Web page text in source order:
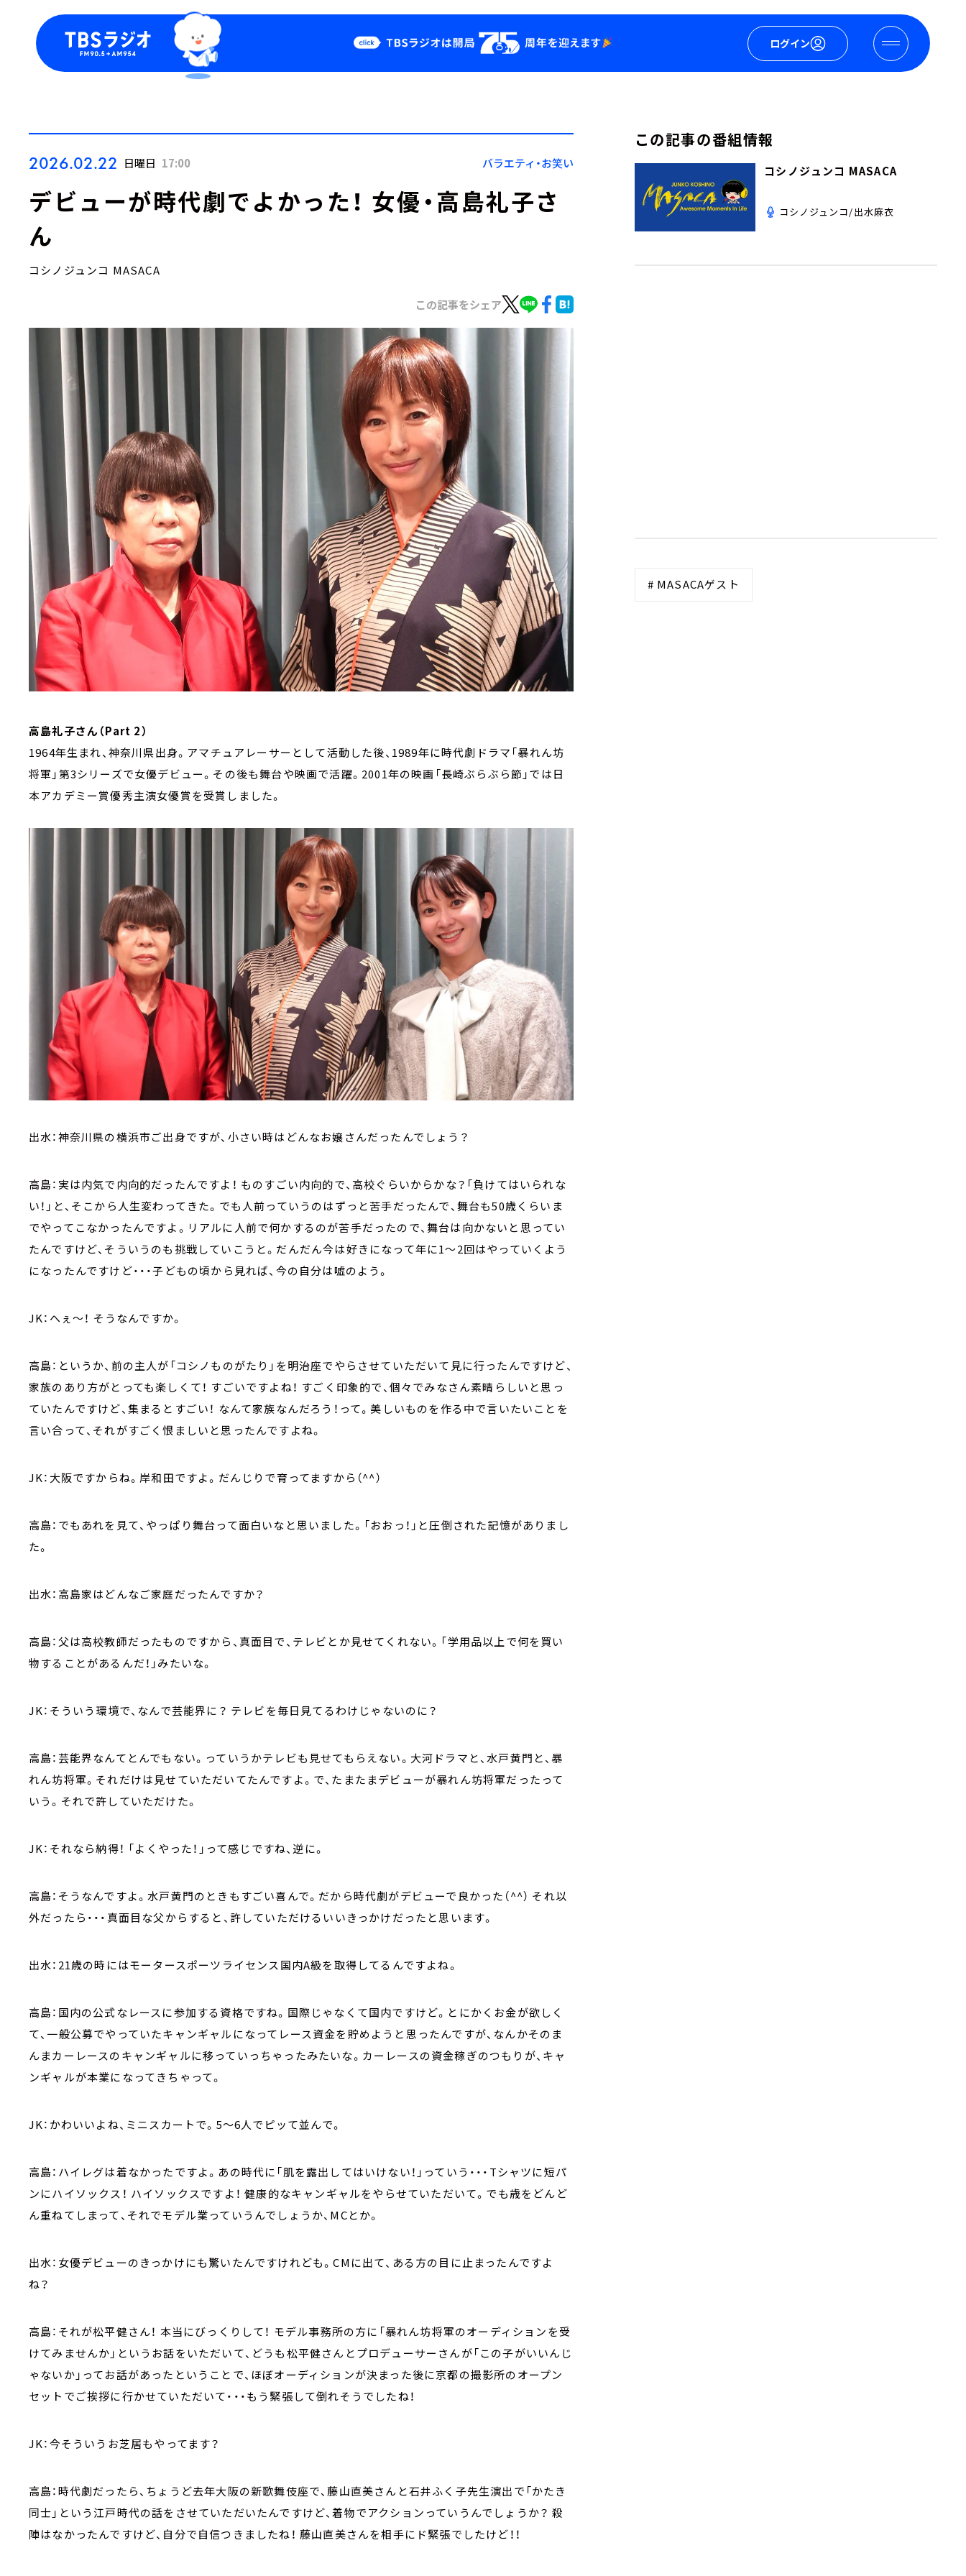
ログイン
Podcast
YouTube
会社情報
2026.02.22 日曜日 17:00 バラエティ・お笑い
デビューが時代劇でよかった！ 女優・高島礼子さ
ん
コシノジュンコ MASACA
この記事をシェア
高島礼子さん（Part 2）
1964年生まれ、神奈川県出身。アマチュアレーサーとして活動した後、1989年に時代劇ドラマ「暴れん坊
将軍」第3シリーズで女優デビュー。その後も舞台や映画で活躍。2001年の映画「長崎ぶらぶら節」では日
本アカデミー賞優秀主演女優賞を受賞しました。
出水：神奈川県の横浜市ご出身ですが、小さい時はどんなお嬢さんだったんでしょう？
高島：実は内気で内向的だったんですよ！ ものすごい内向的で、高校ぐらいからかな？「負けてはいられな
い！」と、そこから人生変わってきた。でも人前っていうのはずっと苦手だったんで、舞台も50歳くらいま
でやってこなかったんですよ。リアルに人前で何かするのが苦手だったので、舞台は向かないと思ってい
たんですけど、そういうのも挑戦していこうと。だんだん今は好きになって年に1～2回はやっていくよう
になったんですけど・・・子どもの頃から見れば、今の自分は嘘のよう。
JK：へぇ～！ そうなんですか。
高島：というか、前の主人が「コシノものがたり」を明治座でやらさせていただいて見に行ったんですけど、
家族のあり方がとっても楽しくて！ すごいですよね！ すごく印象的で、個々でみなさん素晴らしいと思っ
ていたんですけど、集まるとすごい！ なんて家族なんだろう！って。美しいものを作る中で言いたいことを
言い合って、それがすごく恨ましいと思ったんですよね。
JK：大阪ですからね。岸和田ですよ。だんじりで育ってますから（^^）
高島：でもあれを見て、やっぱり舞台って面白いなと思いました。「おおっ！」と圧倒された記憶がありまし
た。
出水：高島家はどんなご家庭だったんですか？
高島：父は高校教師だったものですから、真面目で、テレビとか見せてくれない。「学用品以上で何を買い
物することがあるんだ！」みたいな。
JK：そういう環境で、なんで芸能界に？ テレビを毎日見てるわけじゃないのに？
高島：芸能界なんてとんでもない。っていうかテレビも見せてもらえない。大河ドラマと、水戸黄門と、暴
れん坊将軍。それだけは見せていただいてたんですよ。で、たまたまデビューが暴れん坊将軍だったって
いう。それで許していただけた。
JK：それなら納得！ 「よくやった！」って感じですね、逆に。
高島：そうなんですよ。水戸黄門のときもすごい喜んで。だから時代劇がデビューで良かった（^^） それ以
外だったら・・・真面目な父からすると、許していただけるいいきっかけだったと思います。
出水：21歳の時にはモータースポーツライセンス国内A級を取得してるんですよね。
高島：国内の公式なレースに参加する資格ですね。国際じゃなくて国内ですけど。とにかくお金が欲しく
て、一般公募でやっていたキャンギャルになってレース資金を貯めようと思ったんですが、なんかそのま
んまカーレースのキャンギャルに移っていっちゃったみたいな。カーレースの資金稼ぎのつもりが、キャ
ンギャルが本業になってきちゃって。
JK：かわいいよね、ミニスカートで。5～6人でピッて並んで。
高島：ハイレグは着なかったですよ。あの時代に「肌を露出してはいけない！」っていう・・・Tシャツに短パ
ンにハイソックス！ ハイソックスですよ！ 健康的なキャンギャルをやらせていただいて。でも歳をどんど
ん重ねてしまって、それでモデル業っていうんでしょうか、MCとか。
出水：女優デビューのきっかけにも驚いたんですけれども。CMに出て、ある方の目に止まったんですよ
ね？
高島：それが松平健さん！ 本当にびっくりして！ モデル事務所の方に「暴れん坊将軍のオーディションを受
けてみませんか」というお話をいただいて、どうも松平健さんとプロデューサーさんが「この子がいいんじ
ゃないか」ってお話があったということで、ほぼオーディションが決まった後に京都の撮影所のオープン
セットでご挨拶に行かせていただいて・・・もう緊張して倒れそうでしたね！
JK：今そういうお芝居もやってます？
高島：時代劇だったら、ちょうど去年大阪の新歌舞伎座で、藤山直美さんと石井ふく子先生演出で「かたき
同士」という江戸時代の話をさせていただいたんですけど、着物でアクションっていうんでしょうか？ 殺
陣はなかったんですけど、自分で自信つきましたね！ 藤山直美さんを相手にド緊張でしたけど！！
この記事の番組情報
コシノジュンコ MASACA
コシノジュンコ/出水麻衣
# MASACAゲスト